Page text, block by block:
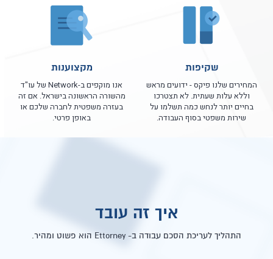
שקיפות
המחירים שלנו פיקס - ידועים מראש
וללא עלות שעתית. לא תצטרכו
בחיים יותר לנחש כמה תשלמו על
שירות משפטי בסוף העבודה.
מקצוענות
אנו מוקפים ב-Network של עו"ד
מהשורה הראשונה בישראל. אם זה
בעזרה משפטית לחברה שלכם או
באופן פרטי.
איך זה עובד
התהליך לעריכת הסכם עבודה ב- Ettorney הוא פשוט ומהיר.